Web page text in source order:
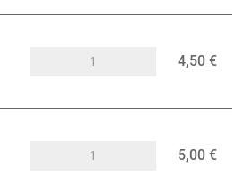
4,50€
5,00€